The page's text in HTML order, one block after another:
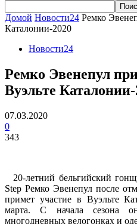
Домой Новости24 Ремко
Каталонии-2020
Новости24
Ремко Эвенепул
Вуэльте Каталонии-
07.03.2020
0
343
20-летний бельгийский
Step Ремко Эвенепул после
примет участие в Вуэльте
марта. С начала сезона
многодневных велогонках и